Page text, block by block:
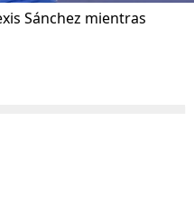
Sánchez mientras